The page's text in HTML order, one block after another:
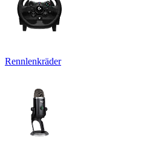
Rennlenkräder